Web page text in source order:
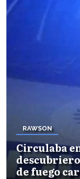
RAWSON
Circulaba
de fuego